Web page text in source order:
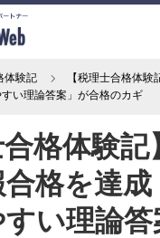
体験記
【税理士合格体
い理論答案」が合格のカギ
合格体験
合格を達
すい理論